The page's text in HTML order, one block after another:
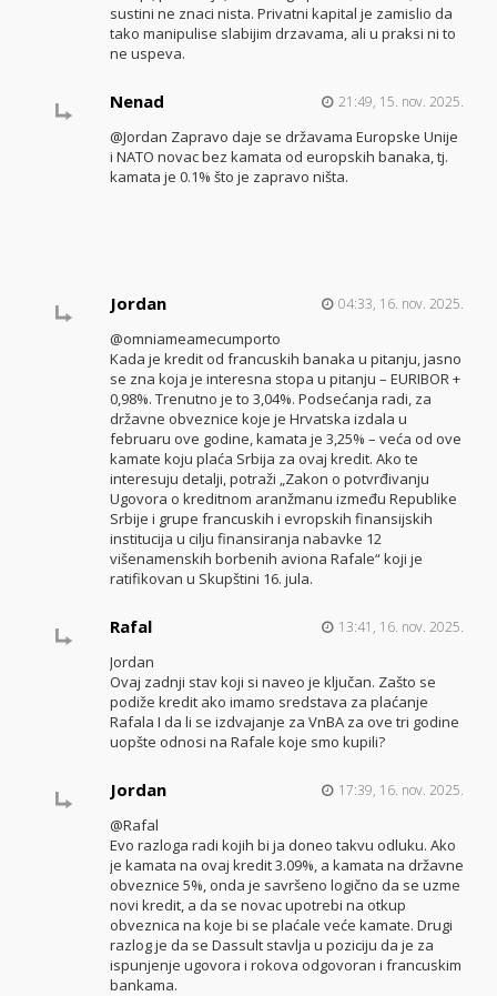
sustini ne znaci nista. Privatni kapital je zamislio da
tako manipulise slabijim drzavama, ali u praksi ni to
ne uspeva.
Nenad 21:49, 15. nov. 2025.
@Jordan Zapravo daje se državama Europske Unije
i NATO novac bez kamata od europskih banaka, tj.
kamata je 0.1% što je zapravo ništa.
Jordan 04:33, 16. nov. 2025.
@omniameamecumporto
Kada je kredit od francuskih banaka u pitanju, jasno
se zna koja je interesna stopa u pitanju – EURIBOR +
0,98%. Trenutno je to 3,04%. Podsećanja radi, za
državne obveznice koje je Hrvatska izdala u
februaru ove godine, kamata je 3,25% – veća od ove
kamate koju plaća Srbija za ovaj kredit. Ako te
interesuju detalji, potraži „Zakon o potvrđivanju
Ugovora o kreditnom aranžmanu između Republike
Srbije i grupe francuskih i evropskih finansijskih
institucija u cilju finansiranja nabavke 12
višenamenskih borbenih aviona Rafale“ koji je
ratifikovan u Skupštini 16. jula.
Rafal 13:41, 16. nov. 2025.
Jordan
Ovaj zadnji stav koji si naveo je ključan. Zašto se
podiže kredit ako imamo sredstava za plaćanje
Rafala I da li se izdvajanje za VnBA za ove tri godine
uopšte odnosi na Rafale koje smo kupili?
Jordan 17:39, 16. nov. 2025.
@Rafal
Evo razloga radi kojih bi ja doneo takvu odluku. Ako
je kamata na ovaj kredit 3.09%, a kamata na državne
obveznice 5%, onda je savršeno logično da se uzme
novi kredit, a da se novac upotrebi na otkup
obveznica na koje bi se plaćale veće kamate. Drugi
razlog je da se Dassult stavlja u poziciju da je za
ispunjenje ugovora i rokova odgovoran i francuskim
bankama.